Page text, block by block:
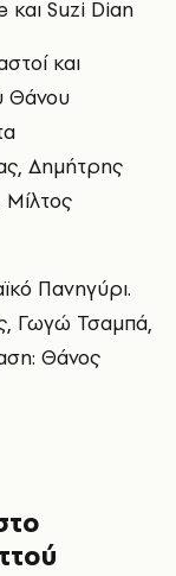
και Suzi Dian
και
Θάνου
Δημήτρης
Πανηγύρι.
Γωγώ Τσαμπά,
Θάνος